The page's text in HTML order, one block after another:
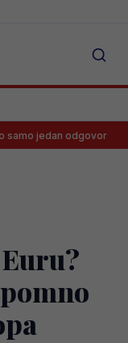
jedan odgovor